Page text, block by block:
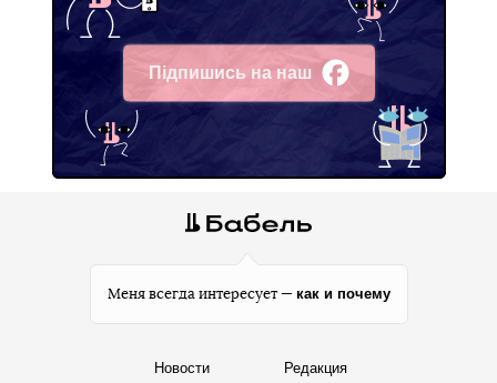
Підпишись на наш
Facebook
Меня всегда интересует — как и почему
Новости
Редакция